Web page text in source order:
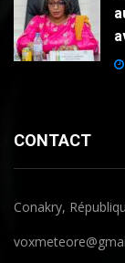
CONTACT
Conakry,